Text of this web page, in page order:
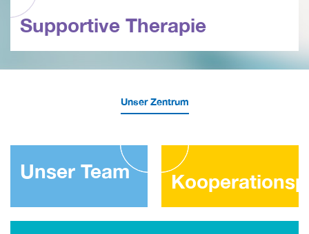
Supportive Therapie
Unser Zentrum
Unser Team